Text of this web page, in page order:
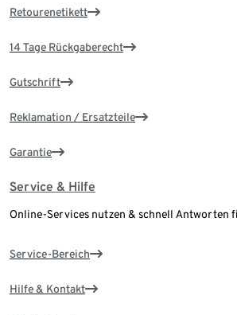
Retourenetikett
14 Tage Rückgaberecht
Gutschrift
Reklamation / Ersatzteile
Garantie
Service & Hilfe
Online-Services nutzen & schnell Antworten
Service-Bereich
Hilfe & Kontakt